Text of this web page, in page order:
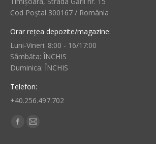
Cod Poștal 300167 / România
Orar rețea depozite/magazine:
Luni-Vineri: 8:00 - 16/17:00
Sâmbăta: ÎNCHIS
Duminica: ÎNCHIS
Telefon:
+40.256.497.702
Find us on:
Facebook
Mail